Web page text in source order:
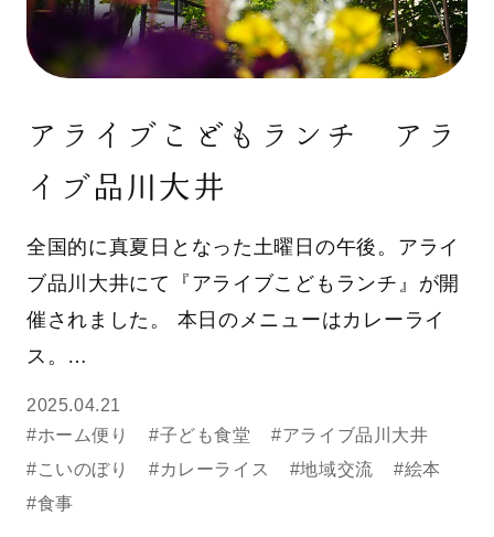
アライブこどもランチ アラ
イブ品川大井
全国的に真夏日となった土曜日の午後。アライ
ブ品川大井にて『アライブこどもランチ』が開
催されました。 本日のメニューはカレーライ
ス。…
2025.04.21
#ホーム便り
#子ども食堂
#アライブ品川大井
#こいのぼり
#カレーライス #地域交流
#絵本
#食事